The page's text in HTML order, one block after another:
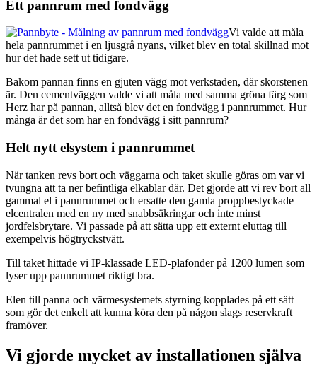
Ett pannrum med fondvägg
Vi valde att måla
hela pannrummet i en ljusgrå nyans, vilket blev en total skillnad mot
hur det hade sett ut tidigare.
Bakom pannan finns en gjuten vägg mot verkstaden, där skorstenen
är. Den cementväggen valde vi att måla med samma gröna färg som
Herz har på pannan, alltså blev det en fondvägg i pannrummet. Hur
många är det som har en fondvägg i sitt pannrum?
Helt nytt elsystem i pannrummet
När tanken revs bort och väggarna och taket skulle göras om var vi
tvungna att ta ner befintliga elkablar där. Det gjorde att vi rev bort all
gammal el i pannrummet och ersatte den gamla proppbestyckade
elcentralen med en ny med snabbsäkringar och inte minst
jordfelsbrytare. Vi passade på att sätta upp ett externt eluttag till
exempelvis högtryckstvätt.
Till taket hittade vi IP-klassade LED-plafonder på 1200 lumen som
lyser upp pannrummet riktigt bra.
Elen till panna och värmesystemets styrning kopplades på ett sätt
som gör det enkelt att kunna köra den på någon slags reservkraft
framöver.
Vi gjorde mycket av installationen själva